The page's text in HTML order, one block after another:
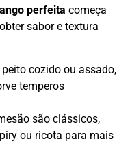
perfeita começa
sabor e textura
peito cozido ou assado,
temperos
são clássicos,
ou ricota para mais